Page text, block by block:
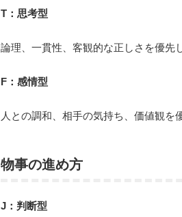
T：思考型
論理、一貫性、客観的な正しさを優先
F：感情型
人との調和、相手の気持ち、価値観を
物事の進め方
J：判断型